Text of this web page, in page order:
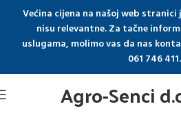
Većina cijena na našoj web
nisu relevantne. Za tačne
uslugama, molimo vas da nas
061 746 411.
Agro-Senci